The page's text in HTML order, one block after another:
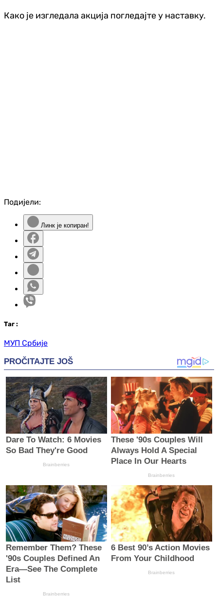
Како је изгледала акција погледајте у наставку.
Подијели:
Линк је копиран!
Таг :
МУП Србије